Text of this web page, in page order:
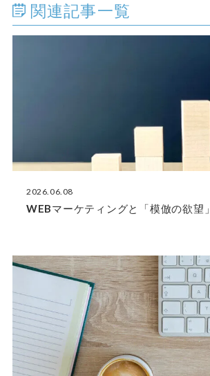
関連記事一覧
2026.06.08
WEBマーケティングと「模倣の欲望」